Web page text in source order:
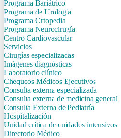
Programa Bariátrico
Programa de Urología
Programa Ortopedia
Programa Neurocirugía
Centro Cardiovascular
Servicios
Cirugías especializadas
Imágenes diagnósticas
Laboratorio clínico
Chequeos Médicos Ejecutivos
Consulta externa especializada
Consulta externa de medicina general
Consulta Externa de Pediatría
Hospitalización
Unidad crítica de cuidados intensivos
Directorio Médico